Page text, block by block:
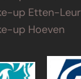
up Etten-Leur
up Hoeven